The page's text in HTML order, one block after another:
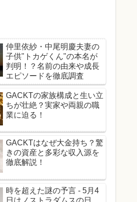
仲里依紗・中尾明慶夫妻の
子供"トカゲくん"の本名が
判明！？名前の由来や成長
エピソードを徹底調査
GACKTの家族構成と生い立
ちが壮絶？実家や両親の職
業に迫る！
GACKTはなぜ大金持ち？驚
きの資産と多彩な収入源を
徹底解説！
時を超えた謎の予言 - 5月4
日はノストラダムスの日